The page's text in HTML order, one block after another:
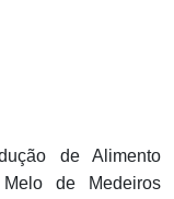
de Alimento
de Medeiros